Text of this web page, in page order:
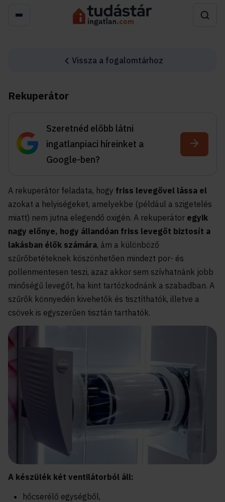
Vissza a fogalomtárhoz
Rekuperátor
Szeretnéd előbb látni
ingatlanpiaci híreinket a
Google-ben?
A rekuperátor feladata, hogy friss levegővel lássa el
azokat a helyiségeket, amelyekbe (például a szigetelés
miatt) nem jutna elegendő oxigén. A rekuperátor egyik
nagy előnye, hogy állandóan friss levegőt biztosít a
lakásban élők számára, ám a különböző
szűrőbetéteknek köszönhetően mindezt por- és
pollenmentesen teszi, azaz akkor sem szívhatnánk jobb
minőségű levegőt, ha kint tartózkodnánk a szabadban. A
szűrők könnyedén kivehetők és tisztíthatók, illetve a
csövek is egyszerűen tisztán tarthatók.
A készülék két ventilátorból áll:
hőcserélő egységből,